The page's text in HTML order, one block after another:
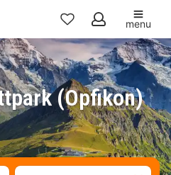
Mijn
favorieten
menu
(Opfikon)